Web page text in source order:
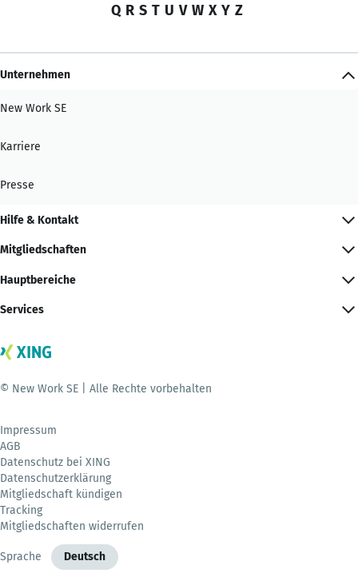
Q R S T U V W X Y Z
Unternehmen
New Work SE
Karriere
Presse
Hilfe & Kontakt
Mitgliedschaften
Hauptbereiche
Services
© New Work SE | Alle Rechte vorbehalten
Impressum
AGB
Datenschutz bei XING
Datenschutzerklärung
Mitgliedschaft kündigen
Tracking
Mitgliedschaften widerrufen
Sprache Deutsch